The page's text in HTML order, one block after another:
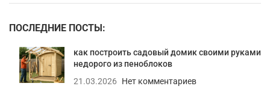
ПОСЛЕДНИЕ ПОСТЫ:
как построить садовый домик своими руками
недорого из пеноблоков
21.03.2026
Нет комментариев